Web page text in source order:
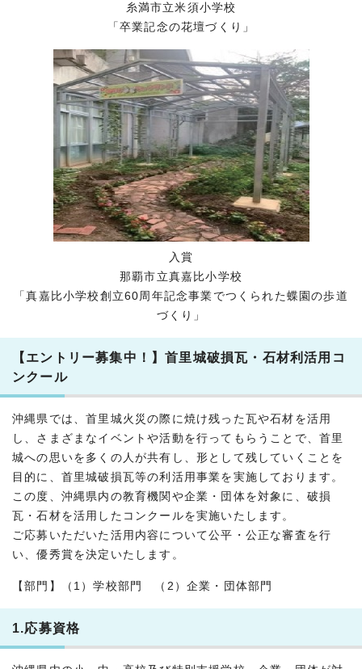
糸満市立米須小学校
「卒業記念の花壇づくり」
入賞
那覇市立真嘉比小学校
「真嘉比小学校創立60周年記念事業でつくられた蝶園の歩道
づくり」
【エントリー募集中！】首里城破損瓦・石材利活用コ
ンクール
沖縄県では、首里城火災の際に焼け残った瓦や石材を活用
し、さまざまなイベントや活動を行ってもらうことで、首里
城への思いを多くの人が共有し、形として残していくことを
目的に、首里城破損瓦等の利活用事業を実施しております。
この度、沖縄県内の教育機関や企業・団体を対象に、破損
瓦・石材を活用したコンクールを実施いたします。
ご応募いただいた活用内容について公平・公正な審査を行
い、優秀賞を決定いたします。
【部門】（1）学校部門 （2）企業・団体部門
1.応募資格